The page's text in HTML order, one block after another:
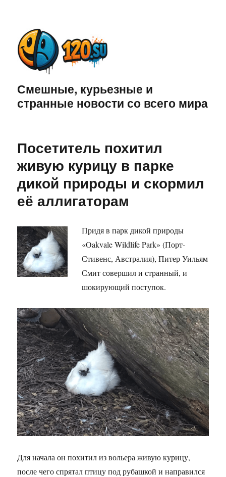
Смешные, курьезные и
странные новости со всего мира
Посетитель похитил
живую курицу в парке
дикой природы и скормил
её аллигаторам
Придя в парк дикой природы
«Oakvale Wildlife Park» (Порт-
Стивенс, Австралия), Питер Уильям
Смит совершил и странный, и
шокирующий поступок.
Для начала он похитил из вольера живую курицу,
после чего спрятал птицу под рубашкой и направился